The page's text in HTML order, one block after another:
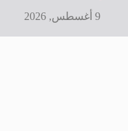
9 أغسطس, 2026